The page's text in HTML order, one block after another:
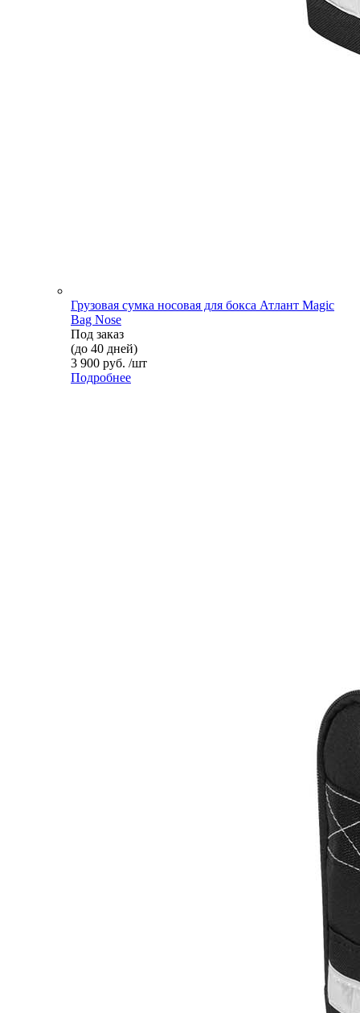
Грузовая сумка носовая для бокса Атлант Magic
Bag Nose
Под заказ
(до 40 дней)
3 900 руб. /шт
Подробнее